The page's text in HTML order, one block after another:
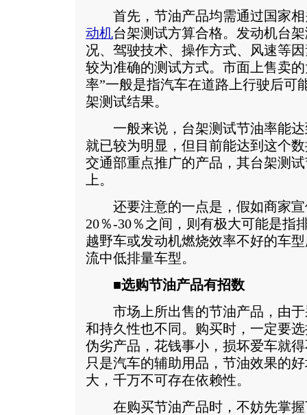
首先，节油产品均需通过国家相
动机台架测试方算合格。发动机台
况、驾驶技术、操作方式、风速等
较为准确的测试方式。市面上售卖
率”一般是指汽车在道路上行驶后可
架测试结果。
一般来说，台架测试节油率能达
就已较为明显，但目前能达到这个
交通部重点推广的产品，其台架测
上。
还要注意的一点是，假如商家宣
20％-30％之间，则有极大可能是指
越野车或发动机燃烧效率不好的车
流中低排量车型。
■选购节油产品有招数
市场上所出售的节油产品，由于
和持久性也不同。购买时，一定要
伪劣产品，花钱事小，损坏爱车就
只是汽车的辅助用品，节油效果的
大，千万不可存在依赖性。
在购买节油产品时，不妨先掌握